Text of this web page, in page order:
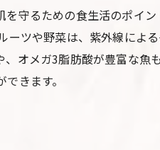
る紫外線対策
込む紫外線予防
策の工夫
守るための食生活のポイ
ツや野菜は、紫外線によ
オメガ3脂肪酸が豊富な魚
きます。